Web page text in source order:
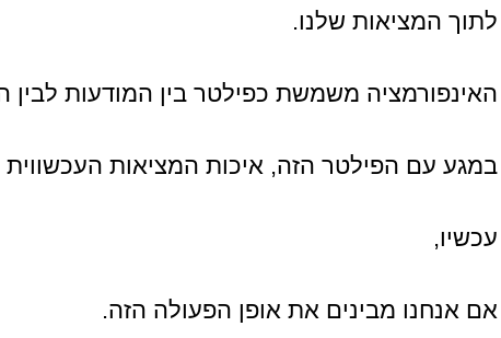
לתוך המציאות שלנו.
האינפורמציה משמשת כפילטר בין המודעות לבין
במגע עם הפילטר הזה, איכות המציאות
עכשיו,
אם אנחנו מבינים את אופן הפעולה הזה.